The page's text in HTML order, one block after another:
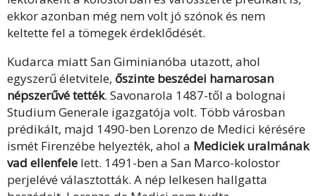
ekkor azonban még nem volt jó szónok és nem
keltette fel a tömegek érdeklődését.
Kudarca miatt San Giminianóba utazott, ahol
egyszerű életvitele, őszinte beszédei hamarosan
népszerűvé tették. Savonarola 1487-től a bolognai
Studium Generale igazgatója volt. Több városban
prédikált, majd 1490-ben Lorenzo de Medici kérésére
ismét Firenzébe helyezték, ahol a Mediciek uralmának
vad ellenfele lett. 1491-ben a San Marco-kolostor
perjelévé választották. A nép lelkesen hallgatta